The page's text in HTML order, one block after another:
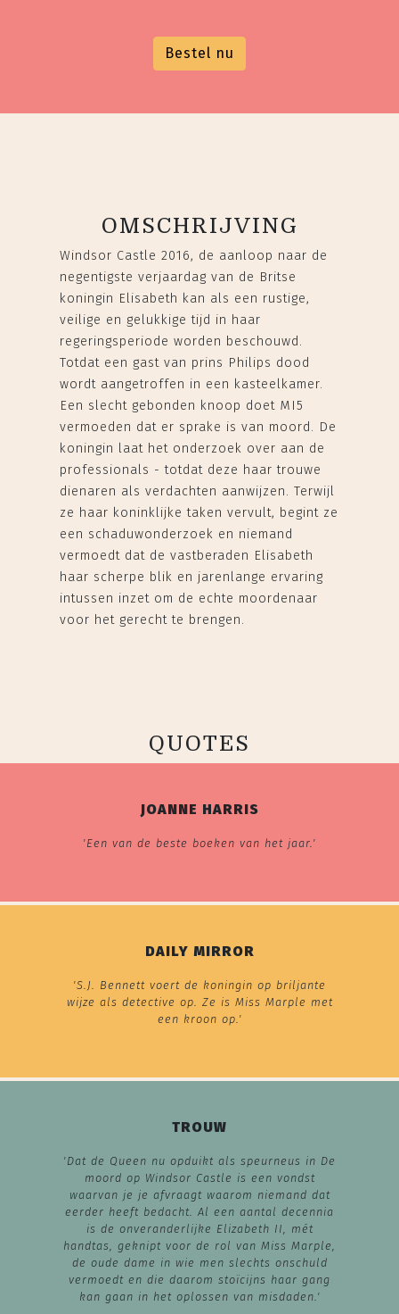
Bestel nu
OMSCHRIJVING
Windsor Castle 2016, de aanloop naar de
negentigste verjaardag van de Britse
koningin Elisabeth kan als een rustige,
veilige en gelukkige tijd in haar
regeringsperiode worden beschouwd.
Totdat een gast van prins Philips dood
wordt aangetroffen in een kasteelkamer.
Een slecht gebonden knoop doet MI5
vermoeden dat er sprake is van moord. De
koningin laat het onderzoek over aan de
professionals - totdat deze haar trouwe
dienaren als verdachten aanwijzen. Terwijl
ze haar koninklijke taken vervult, begint ze
een schaduwonderzoek en niemand
vermoedt dat de vastberaden Elisabeth
haar scherpe blik en jarenlange ervaring
intussen inzet om de echte moordenaar
voor het gerecht te brengen.
QUOTES
JOANNE HARRIS
'Een van de beste boeken van het jaar.'
DAILY MIRROR
'S.J. Bennett voert de koningin op briljante
wijze als detective op. Ze is Miss Marple met
een kroon op.'
TROUW
'Dat de Queen nu opduikt als speurneus in De
moord op Windsor Castle is een vondst
waarvan je je afvraagt waarom niemand dat
eerder heeft bedacht. Al een aantal decennia
is de onveranderlijke Elizabeth II, mét
handtas, geknipt voor de rol van Miss Marple,
de oude dame in wie men slechts onschuld
vermoedt en die daarom stoïcijns haar gang
kan gaan in het oplossen van misdaden.'